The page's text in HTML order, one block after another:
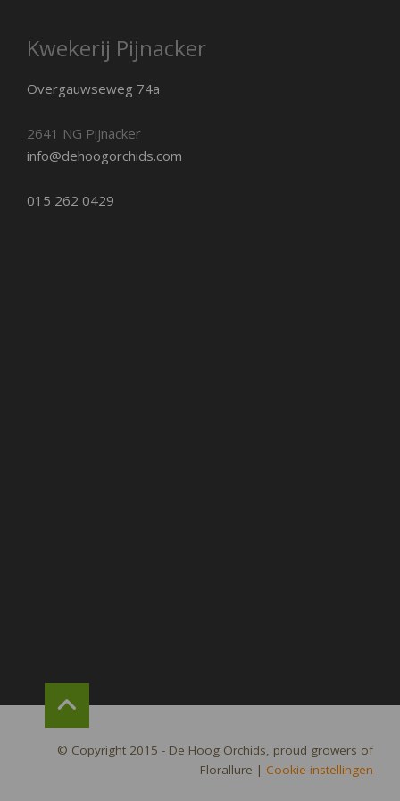
Kwekerij Pijnacker
Overgauwseweg 74a
2641 NG Pijnacker
info@dehoogorchids.com
015 262 0429
© Copyright 2015 - De Hoog Orchids, proud growers of
Florallure | Cookie instellingen